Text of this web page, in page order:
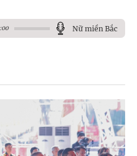
Nữ miền Bắc